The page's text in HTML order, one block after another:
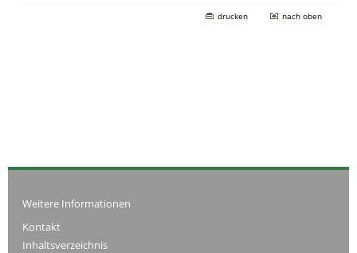
drucken nach oben
Weitere Informationen
Kontakt
Inhaltsverzeichnis